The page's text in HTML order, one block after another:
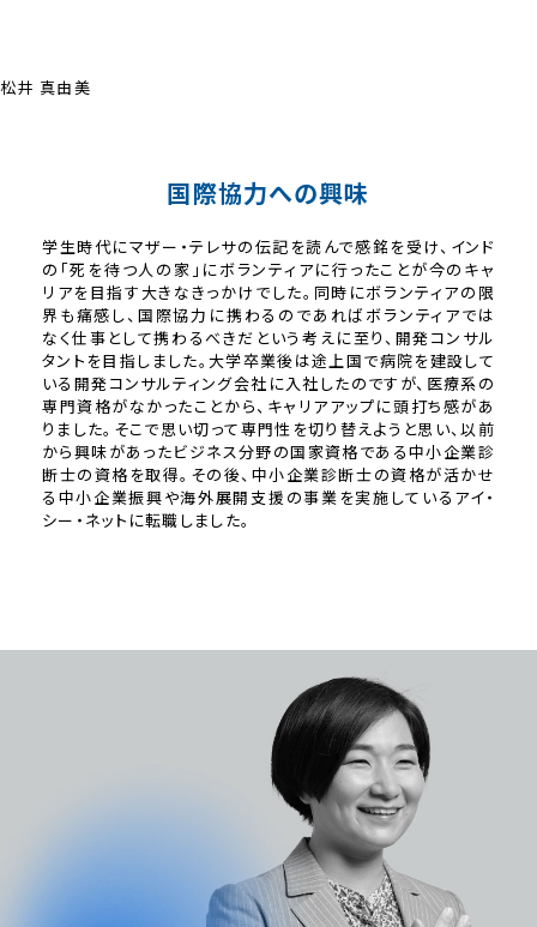
松井 真由美
国際協力への興味
学生時代にマザー・テレサの伝記を読んで感銘を受け、インド
の「死を待つ人の家」にボランティアに行ったことが今のキャ
リアを目指す大きなきっかけでした。同時にボランティアの限
界も痛感し、国際協力に携わるのであればボランティアでは
なく仕事として携わるべきだという考えに至り、開発コンサル
タントを目指しました。大学卒業後は途上国で病院を建設して
いる開発コンサルティング会社に入社したのですが、医療系の
専門資格がなかったことから、キャリアアップに頭打ち感があ
りました。そこで思い切って専門性を切り替えようと思い、以前
から興味があったビジネス分野の国家資格である中小企業診
断士の資格を取得。その後、中小企業診断士の資格が活かせ
る中小企業振興や海外展開支援の事業を実施しているアイ・
シー・ネットに転職しました。